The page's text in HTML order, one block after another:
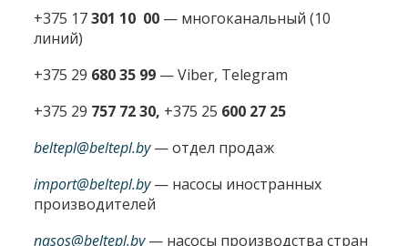
+375 17301 10 00 — многоканальный (10
линий)
+375 29 680 35 99 — Viber, Telegram
+375 29 757 72 30, +375 25 600 27 25
beltepl@beltepl.by— отдел продаж
import@beltepl.by— насосы иностранных
производителей
nasos@beltepl.by— насосы производства стран